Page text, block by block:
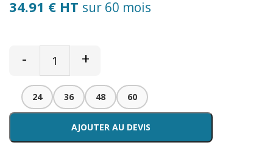
34.91 € HT sur 60 mois
- +
24 36 48 60
AJOUTER AU DEVIS